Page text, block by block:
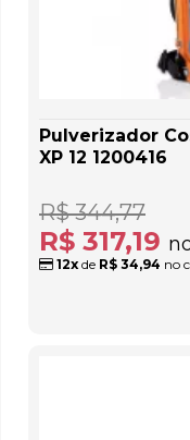
Pulverizador
XP 12 1200416
R$ 317,19
R$ 344,77
12x de R$ 34,94 no